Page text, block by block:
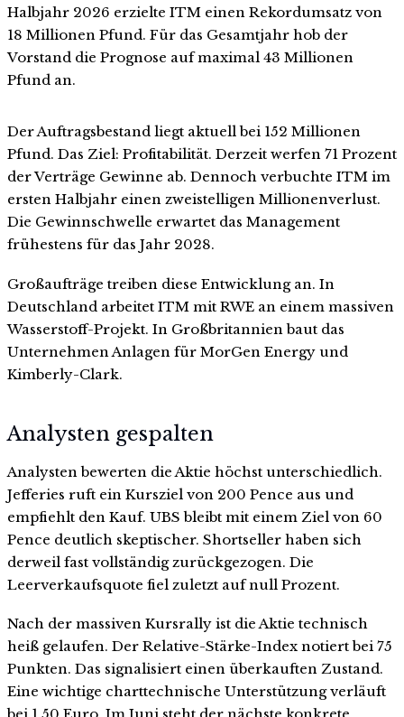
Halbjahr 2026 erzielte ITM einen Rekordumsatz von
18 Millionen Pfund. Für das Gesamtjahr hob der
Vorstand die Prognose auf maximal 43 Millionen
Pfund an.
Der Auftragsbestand liegt aktuell bei 152 Millionen
Pfund. Das Ziel: Profitabilität. Derzeit werfen 71 Prozent
der Verträge Gewinne ab. Dennoch verbuchte ITM im
ersten Halbjahr einen zweistelligen Millionenverlust.
Die Gewinnschwelle erwartet das Management
frühestens für das Jahr 2028.
Großaufträge treiben diese Entwicklung an. In
Deutschland arbeitet ITM mit RWE an einem massiven
Wasserstoff-Projekt. In Großbritannien baut das
Unternehmen Anlagen für MorGen Energy und
Kimberly-Clark.
Analysten gespalten
Analysten bewerten die Aktie höchst unterschiedlich.
Jefferies ruft ein Kursziel von 200 Pence aus und
empfiehlt den Kauf. UBS bleibt mit einem Ziel von 60
Pence deutlich skeptischer. Shortseller haben sich
derweil fast vollständig zurückgezogen. Die
Leerverkaufsquote fiel zuletzt auf null Prozent.
Nach der massiven Kursrally ist die Aktie technisch
heiß gelaufen. Der Relative-Stärke-Index notiert bei 75
Punkten. Das signalisiert einen überkauften Zustand.
Eine wichtige charttechnische Unterstützung verläuft